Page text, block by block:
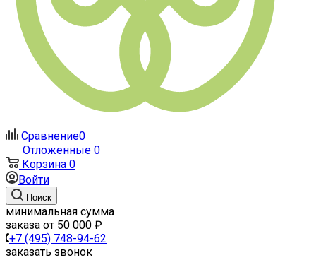
Сравнение0
Отложенные 0
Корзина 0
Войти
Поиск
минимальная сумма
заказа от 50 000 ₽
+7 (495) 748-94-62
заказать звонок